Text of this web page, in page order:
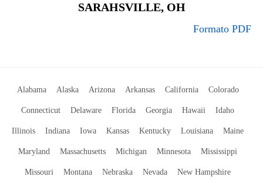
SARAHSVILLE, OH
Formato PDF
Alabama Alaska Arizona Arkansas California Colorado
Connecticut Delaware Florida Georgia Hawaii Idaho
Illinois Indiana Iowa Kansas Kentucky Louisiana Maine
Maryland Massachusetts Michigan Minnesota Mississippi
Missouri Montana Nebraska Nevada New Hampshire